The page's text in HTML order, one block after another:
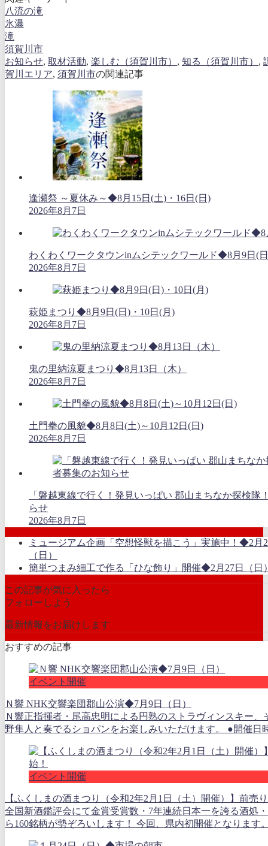
八流の滝
氷瀑
滝
須賀川市
お知らせ, 取材活動, 楽しむ（須賀川市） , 知る（須賀川市） ,
賀川エリア, 須賀川市の関連記事
逢瀬祭 ～夏休み～◆8月15日(土)・16日(日)
2026年8月7日
わくわくワークタウンinムシテックワールド◆8月9日(
2026年8月7日
萩姫まつり◆8月9日(日)・10日(月)
2026年8月7日
鬼の里納涼夏まつり◆8月13日（木）
2026年8月7日
土門拳の風貌◆8月8日(土)～10月12日(日)
2026年8月7日
「磐越東線で行く！発見いっぱい 郡山まちなか探検隊
らせ
2026年8月7日
ミュージアム企画「空想怪獣を描こう」実施中！◆2月
（日）
簡単つまみ細工で作る「ひな飾り」開催◆2月27日（日
この記事が気に入ったら
フォローしよう
最新情報をお届けします
おすすめの記事
イベント開催
Ｎ響 NHK交響楽団郡山公演◆7月9日（日）
Ｎ響正指揮者・尾高忠明による円熟のストラヴィンスキー、
野隼人と奏でるショパンをお楽しみいただけます。 ●開催
イベント開催
【ふくしまの酒まつり（令和2年2月1日（土）開催）】前売
全国新酒鑑評会にて金賞受賞数・7年連続日本一を誇る酒処
ら160銘柄が勢ぞろいします！ 今回、県内初開催となります